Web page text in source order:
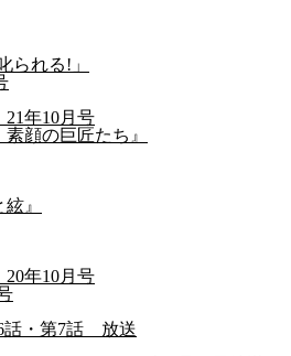
られる!」
21年10月号
顔の巨匠たち』
』
20年10月号
話・第7話 放送